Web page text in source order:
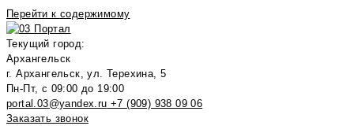
Перейти к содержимому
Текущий город:
Архангельск
г. Архангельск, ул. Терехина, 5
Пн-Пт, с 09:00 до 19:00
portal.03@yandex.ru +7 (909) 938 09 06
Заказать звонок